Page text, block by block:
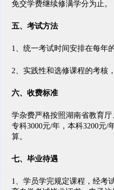
免交学费继续修满学分为止。
五、考试方法
1、统一考试时间安排在每年
2、实践性和选修课程的考核
六、收费标准
学杂费严格按照湖南省教育
专科3000元/年，本科3200
算。
七、毕业待遇
1、学员学完规定课程，经考